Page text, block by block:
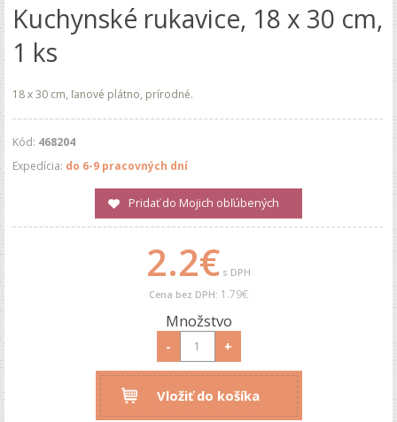
Kuchynské rukavice, 18 x 30 cm,
1 ks
18 x 30 cm, ľanové plátno, prírodné.
Kód: 468204
Expedícia: do 6-9 pracovných dní
Pridať do Mojich obľúbených
2.2€ s DPH
Cena bez DPH: 1.79€
Množstvo
- +
Vložiť do košíka